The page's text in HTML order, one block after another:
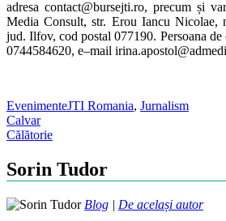
adresa contact@bursejti.ro, precum și
Media Consult, str. Erou Iancu Nicolae,
jud. Ilfov, cod postal 077190. Persoana
0744584620, e–mail
EvenimenteJTI Romania, Jurnalism
Post
navigation
Calvar
Călătorie
Sorin Tudor
Blog | De același autor